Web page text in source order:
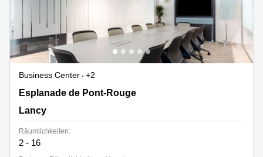
Business Center
+2
Esplanade de Pont-Rouge 4,5. Stock, Lancy
Esplanade de Pont-Rouge
Lancy
Räumlichkeiten:
2 - 16